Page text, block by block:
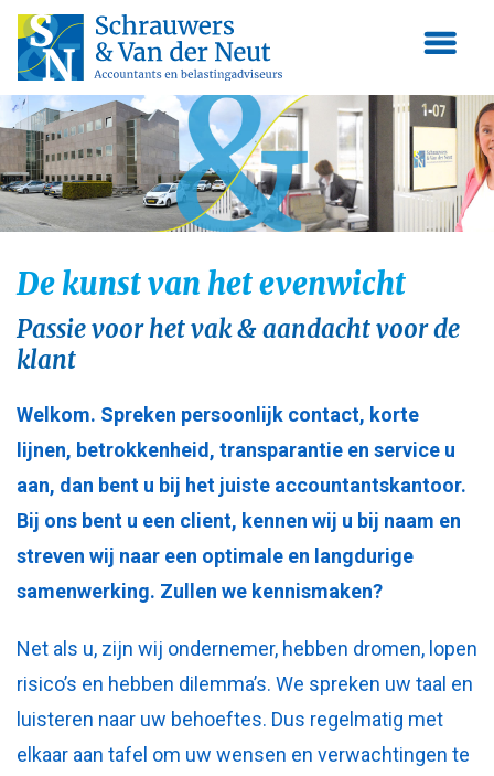
Skip
to
content
De kunst van het evenwicht
Passie voor het vak & aandacht voor de
klant
Welkom. Spreken persoonlijk contact, korte
lijnen, betrokkenheid, transparantie en service u
aan, dan bent u bij het juiste accountantskantoor.
Bij ons bent u een client, kennen wij u bij naam en
streven wij naar een optimale en langdurige
samenwerking. Zullen we kennismaken?
Net als u, zijn wij ondernemer, hebben dromen, lopen
risico’s en hebben dilemma’s. We spreken uw taal en
luisteren naar uw behoeftes. Dus regelmatig met
elkaar aan tafel om uw wensen en verwachtingen te